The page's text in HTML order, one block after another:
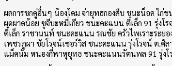
ผลการชกคู่อื่นๆ น้องโดม จ่ายุทธกองสืบ ชนะน็อค ไก่
ผุดผาดน้อย ซูจีบะหมี่เกียว ชนะคะแนน ตี๋เล็ก 91 รุ่งโร
ตี๋เล็ก ราชานนท์ ชนะคะแนน รณชัย ครัวไพเราะระยอ
เพชรภูผา ชัยโรจน์เซอร์วิส ชนะคะแนน รุ่งโรจน์ ต.ศิล
แม็คนั่ม หนองกี่พาหุยุทธ ชนะคะแนนรัตนพล 91 รุ่งโ